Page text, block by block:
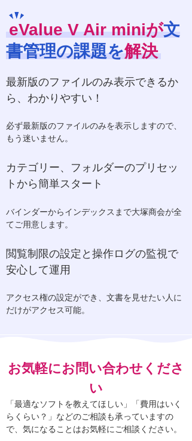
eValue V Air miniが文
書管理の課題を解決
最新版のファイルのみ表示できるか
ら、わかりやすい！
必ず最新版のファイルのみを表示しますので、
もう迷いません。
カテゴリー、フォルダーのプリセッ
トから簡単スタート
バインダーからインデックスまで大塚商会が全
てご用意します。
閲覧制限の設定と操作ログの監視で
安心して運用
アクセス権の設定ができ、文書を見せたい人に
だけがアクセス可能。
お気軽にお問い合わせくださ
い
「最適なソフトを教えてほしい」「費用はいく
らくらい？」などのご相談も承っていますの
で、気になることはお気軽にご相談ください。